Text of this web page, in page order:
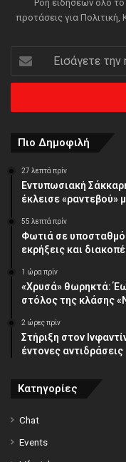
Ροή ειδήσεων όλο
προτάσεις για Πολιτική,
Εισάγετε
την
ηλεκτρονική
διεύθυνση
Πιο Δημοφιλή
27 λεπτά πρίν
Εντυπωσιακή
έκλεισε «ραντεβού»
55 λεπτά πρίν
Φωτιά σε
εκρήξεις και
1 ώρα πρίν
«Χρυσά» θωρηκτά:
στόλος της κλάσης
2 ώρες πρίν
Στήριξη στον
έντονες αντιδράσεις
Κατηγορίες
Chat
Events